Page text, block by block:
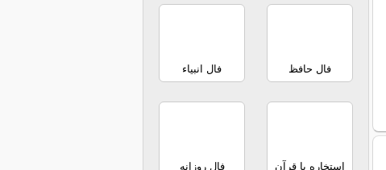
فال حافظ فال انبیاء
استخاره با قرآن فال روزانه